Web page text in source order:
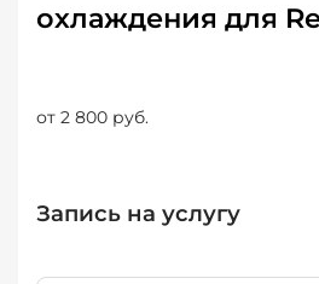
охлаждения для
от 2 800 руб.
Запись на услугу